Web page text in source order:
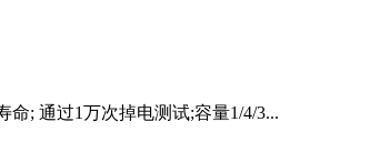
; 通过1万次掉电测试;容量1/4/3...